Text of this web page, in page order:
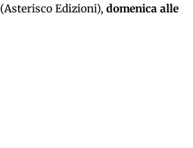
(Asterisco Edizioni), domenica alle